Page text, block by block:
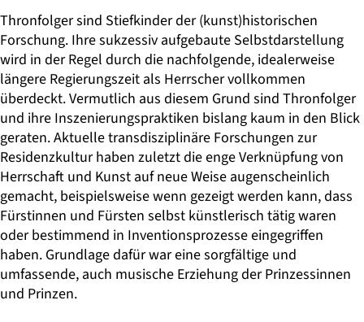
Thronfolger sind Stiefkinder der (kunst)historischen
Forschung. Ihre sukzessiv aufgebaute Selbstdarstellung
wird in der Regel durch die nachfolgende, idealerweise
längere Regierungszeit als Herrscher vollkommen
überdeckt. Vermutlich aus diesem Grund sind Thronfolger
und ihre Inszenierungspraktiken bislang kaum in den Blick
geraten. Aktuelle transdisziplinäre Forschungen zur
Residenzkultur haben zuletzt die enge Verknüpfung von
Herrschaft und Kunst auf neue Weise augenscheinlich
gemacht, beispielsweise wenn gezeigt werden kann, dass
Fürstinnen und Fürsten selbst künstlerisch tätig waren
oder bestimmend in Inventionsprozesse eingegriffen
haben. Grundlage dafür war eine sorgfältige und
umfassende, auch musische Erziehung der Prinzessinnen
und Prinzen.